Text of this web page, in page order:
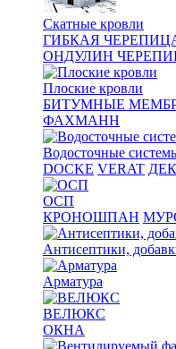
Скатные кровли
ГИБКАЯ
ОНДУЛИН
Плоские кровли
БИТУМНЫЕ
ФАХМАНН
Водосточные
DOCKE VERAT
ОСП
КРОНОШПАН
Антисептики,
Арматура
ВЕЛЮКС
ОКНА